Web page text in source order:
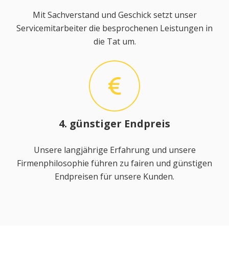
Mit Sachverstand und Geschick setzt unser
Servicemitarbeiter die besprochenen Leistungen in
die Tat um.
4. günstiger Endpreis
Unsere langjährige Erfahrung und unsere
Firmenphilosophie führen zu fairen und günstigen
Endpreisen für unsere Kunden.